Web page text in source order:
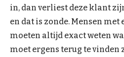
in, dan verliest deze klant
en dat is zonde. Mensen
moeten altijd exact weten
moet ergens terug te vinden